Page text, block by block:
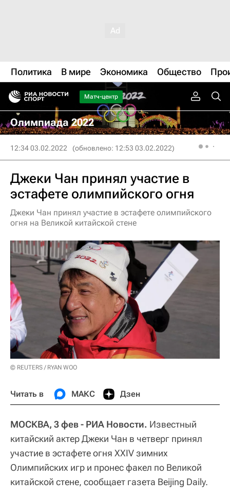
Политика В мире Экономика Общество
Матч-центр
Олимпиада 2022
12:34 03.02.2022 (обновлено: 12:53 03.02.2022)
Джеки Чан принял участие в
эстафете олимпийского огня
Джеки Чан принял участие в эстафете олимпийского
огня на Великой китайской стене
© REUTERS / RYAN WOO
Читать в МАКС Дзен
МОСКВА, 3 фев - РИА Новости. Известный
китайский актер Джеки Чан в четверг принял
участие в эстафете огня XXIV зимних
Олимпийских игр и пронес факел по Великой
китайской стене, сообщает газета Beijing Daily.